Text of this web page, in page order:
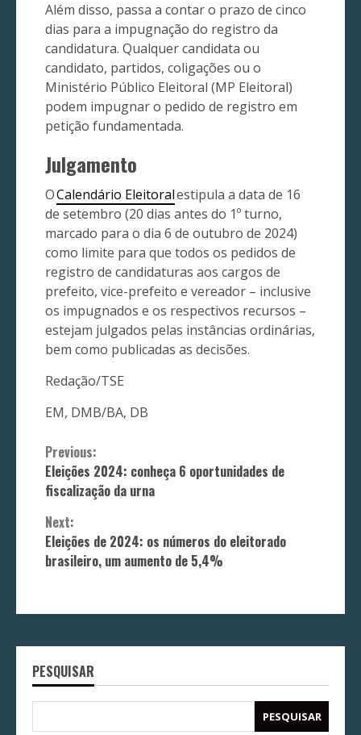
Além disso, passa a contar o prazo de cinco
dias para a impugnação do registro da
candidatura. Qualquer candidata ou
candidato, partidos, coligações ou o
Ministério Público Eleitoral (MP Eleitoral)
podem impugnar o pedido de registro em
petição fundamentada.
Julgamento
OCalendário Eleitoralestipula a data de 16
de setembro (20 dias antes do 1º turno,
marcado para o dia 6 de outubro de 2024)
como limite para que todos os pedidos de
registro de candidaturas aos cargos de
prefeito, vice-prefeito e vereador – inclusive
os impugnados e os respectivos recursos –
estejam julgados pelas instâncias ordinárias,
bem como publicadas as decisões.
Redação/TSE
EM, DMB/BA, DB
Continue
Reading
Previous:
Eleições 2024: conheça 6 oportunidades de
fiscalização da urna
Next:
Eleições de 2024: os números do eleitorado
brasileiro, um aumento de 5,4%
PESQUISAR
PESQUISAR